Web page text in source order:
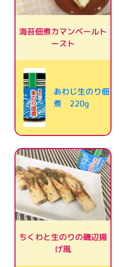
海苔佃煮カマンベールト
ースト
あわじ生のり佃
煮 220g
ちくわと生のりの磯辺揚
げ風